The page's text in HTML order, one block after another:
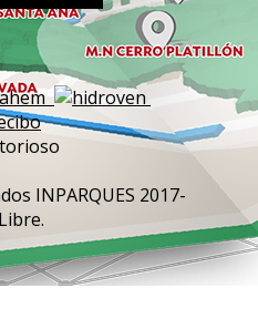
INPARQUES 2017-